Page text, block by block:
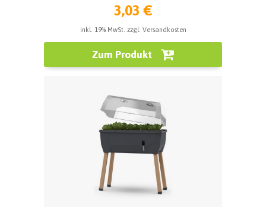
3,03 €
inkl. 19% MwSt. zzgl. Versandkosten
Zum Produkt